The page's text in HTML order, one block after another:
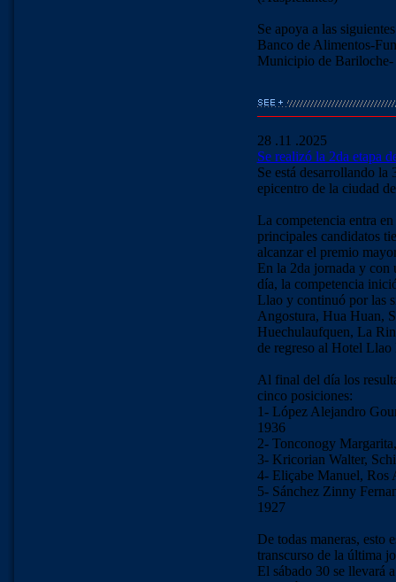
Se apoya a las
Banco de Alimentos-
Municipio de Bariloche-
28 .11 .2025
Se realizó la 2da etapa
Se está desarrollando
epicentro de la ciudad
La competencia entra
principales candidatos
alcanzar el premio
En la 2da jornada y con
día, la competencia
Llao y continuó por las
Angostura, Hua Huan,
Huechulaufquen, La
de regreso al Hotel Llao
Al final del día los
cinco posiciones:
1- López Alejandro
1936
2- Tonconogy
3- Kricorian Walter,
4- Eliçabe Manuel, Ros
5- Sánchez Zinny
1927
De todas maneras, esto
transcurso de la última
El sábado 30 se llevará